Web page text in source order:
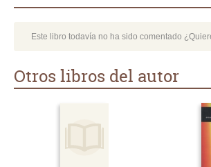
Este libro todavía no ha sido comentado
Otros libros del autor